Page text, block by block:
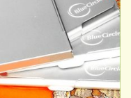
wishlist